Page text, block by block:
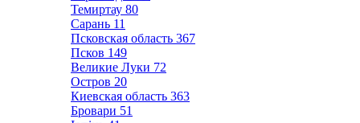
Темиртау 80
Сарань 11
Псковская область 367
Псков 149
Великие Луки 72
Остров 20
Киевская область 363
Бровари 51